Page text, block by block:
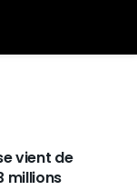
vient de
millions